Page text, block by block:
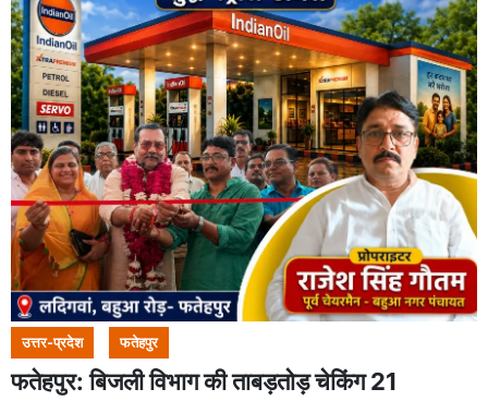
उत्तर-प्रदेश फतेहपुर
फतेहपुर: बिजली विभाग की ताबड़तोड़ चेकिंग 21